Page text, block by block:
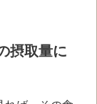
摂取量に